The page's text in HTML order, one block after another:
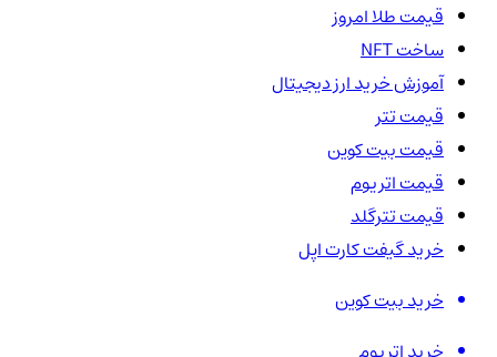
قیمت طلا امروز
ساخت NFT
آموزش خرید ارز دیجیتال
قیمت تتر
قیمت بیت کوین
قیمت اتریوم
قیمت تترگلد
خرید گیفت کارت اپل
خرید بیت کوین